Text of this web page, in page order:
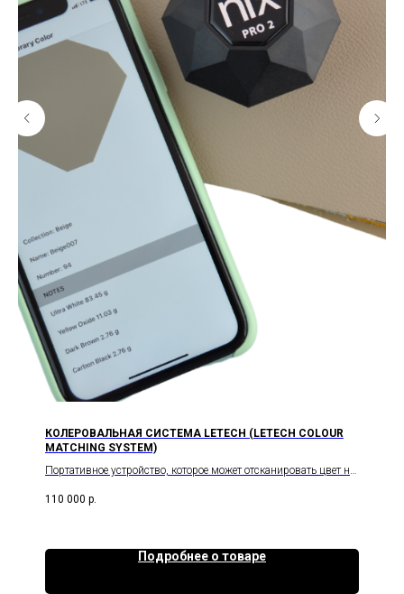
КОЛЕРОВАЛЬНАЯ СИСТЕМА LETECH (LETECH COLOUR
MATCHING SYSTEM)
Портативное устройство, которое может отсканировать цвет на
в специальном мобильном приложении, а также предложить
110 000 р.
Подробнее о товаре